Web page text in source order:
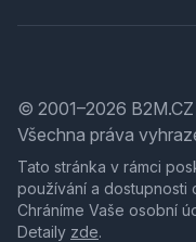
© 2001–2026 B2M.CZ
Všechna práva
Tato stránka v rámci
používání a dostupnosti
Chráníme Vaše osobní
Detaily zde.